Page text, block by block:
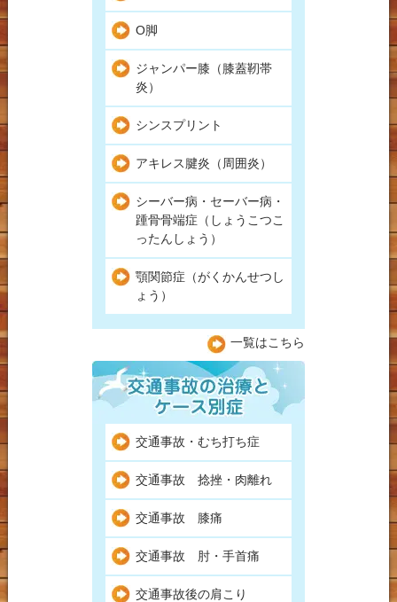
O脚
ジャンパー膝（膝蓋靭帯
炎）
シンスプリント
アキレス腱炎（周囲炎）
シーバー病・セーバー病・
踵骨骨端症（しょうこつこ
ったんしょう）
顎関節症（がくかんせつし
ょう）
一覧はこちら
交通事故・むち打ち症
交通事故 捻挫・肉離れ
交通事故 膝痛
交通事故 肘・手首痛
交通事故後の肩こり